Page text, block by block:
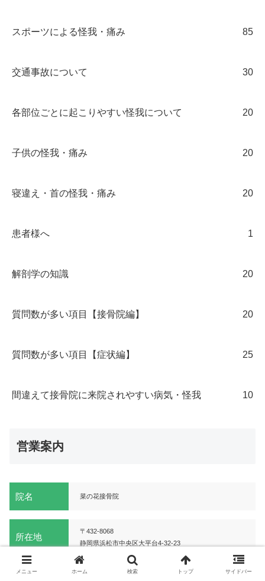
スポーツによる怪我・痛み 85
交通事故について 30
各部位ごとに起こりやすい怪我について 20
子供の怪我・痛み 20
寝違え・首の怪我・痛み 20
患者様へ 1
解剖学の知識 20
質問数が多い項目【接骨院編】 20
質問数が多い項目【症状編】 25
間違えて接骨院に来院されやすい病気・怪我 10
営業案内
院名 菜の花接骨院
所在地
〒432-8068
静岡県浜松市中央区大平台4-32-23
メニュー ホーム 検索 トップ サイドバー